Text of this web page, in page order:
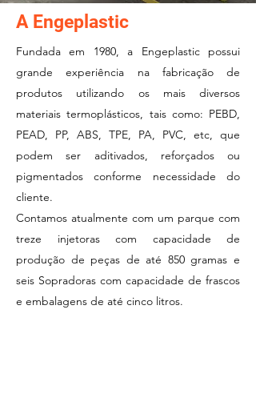
A Engeplastic
Fundada em 1980, a Engeplastic possui
grande experiência na fabricação de
produtos utilizando os mais diversos
materiais termoplásticos, tais como: PEBD,
PEAD, PP, ABS, TPE, PA, PVC, etc, que
podem ser aditivados, reforçados ou
pigmentados conforme necessidade do
cliente.
Contamos atualmente com um parque com
treze injetoras com capacidade de
produção de peças de até 850 gramas e
seis Sopradoras com capacidade de frascos
e embalagens de até cinco litros.